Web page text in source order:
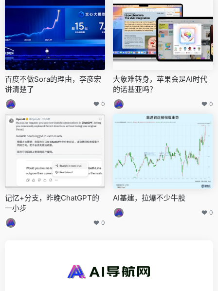
百度不做Sora的理由，李彦宏
讲清楚了
0
大象难转身，苹果会是AI时代
的诺基亚吗？
0
记忆+分支，昨晚ChatGPT的
一小步
0
AI基建，拉爆不少牛股
0